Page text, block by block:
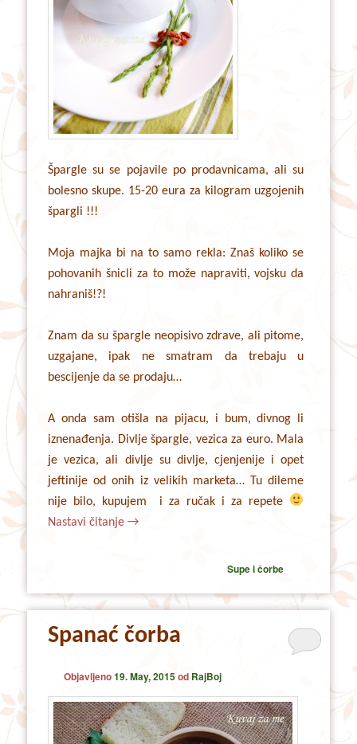
Špargle su se pojavile po prodavnicama, ali su
bolesno skupe. 15-20 eura za kilogram uzgojenih
špargli !!!
Moja majka bi na to samo rekla: Znaš koliko se
pohovanih šnicli za to može napraviti, vojsku da
nahraniš!?!
Znam da su špargle neopisivo zdrave, ali pitome,
uzgajane, ipak ne smatram da trebaju u
bescijenje da se prodaju…
A onda sam otišla na pijacu, i bum, divnog li
iznenađenja. Divlje špargle, vezica za euro. Mala
je vezica, ali divlje su divlje, cjenjenije i opet
jeftinije od onih iz velikih marketa… Tu dileme
nije bilo, kupujem i za ručak i za repete
Nastavi čitanje→
Supe i čorbe
Spanać čorba
Objavljeno19. May, 2015od RajBoj